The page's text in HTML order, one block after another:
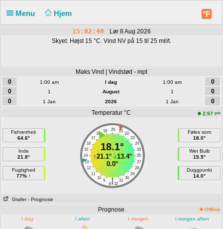
Menu Hjem °F
15:02:41
Lør 8 Aug 2026
Skyet. Højst 15 °C. Vind NV på 15 til 25 mil/t.
Maks Vind | Vindstød - mpt
0
1:00 am I dag 1:00 am
0
0
1 August 1
0
0
1 Jan 2026 1 Jan
0
Temperatur °C
2:57 pm
Fahrenheit
64.6°
Inde
21.8°
Fugtighed
77% ↑
20
19 21
18
22
17
23
16
24
15
25
14
26
13
27
12
28
11
29
10
30
9 31
|
8 32
18.1°
↑21.1°↓13.4°
0.0°
Føles som
18.0°
Wet Bulb
15.5°
Duggpunkt
14.0°
Grafer - Prognose
Prognose
Offline
I dag
I aften I morgen I morgen aften